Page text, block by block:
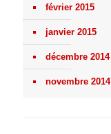
février 2015
janvier 2015
décembre 2014
novembre 2014